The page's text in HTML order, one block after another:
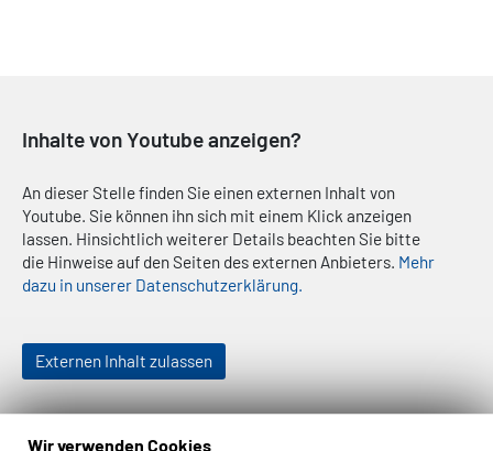
Inhalte von Youtube anzeigen?
An dieser Stelle finden Sie einen externen Inhalt von
Youtube. Sie können ihn sich mit einem Klick anzeigen
lassen. Hinsichtlich weiterer Details beachten Sie bitte
die Hinweise auf den Seiten des externen Anbieters. Mehr
dazu in unserer Datenschutzerklärung.
Externen Inhalt zulassen
Wir verwenden Cookies